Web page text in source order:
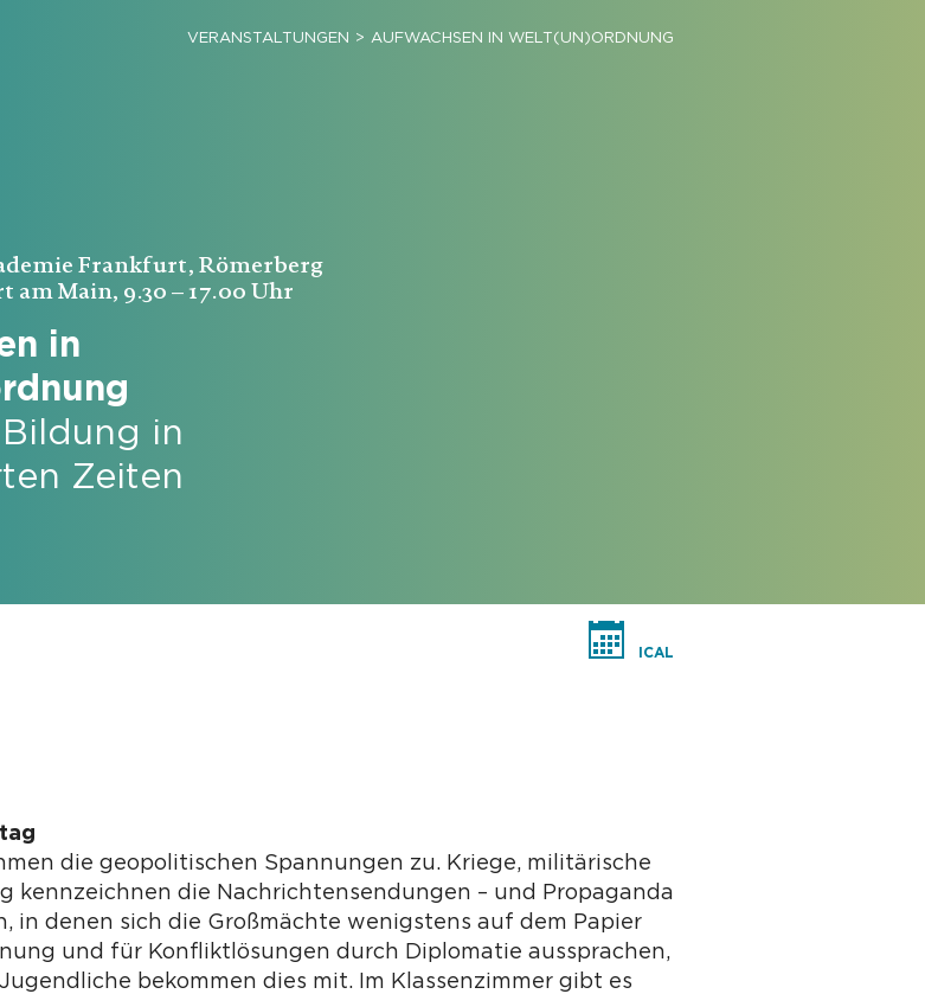
VERANSTALTUNGEN AUFWACHSEN IN WELT(UN)ORDNUNG
Frankfurt, Römerberg
am Main, 9.30 – 17.00 Uhr
in
in
Zeiten
ICAL
die geopolitischen Spannungen zu. Kriege, militärische
die Nachrichtensendungen – und Propaganda
in denen sich die Großmächte wenigstens auf dem Papier
und für Konfliktlösungen durch Diplomatie aussprachen,
bekommen dies mit. Im Klassenzimmer gibt es